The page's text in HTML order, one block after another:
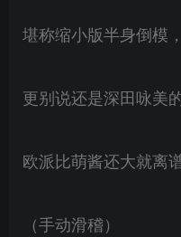
堪称缩小版半身倒模，
更别说还是深田咏美
欧派比萌酱还大就离谱
（手动滑稽）